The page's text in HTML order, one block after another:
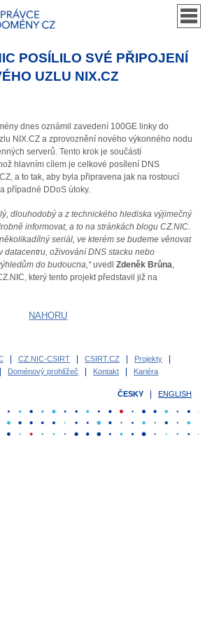
POSÍLILO SVÉ PŘIPOJENÍ
UZLU NIX.CZ
dnes oznámil zavedení 100GE linky do
NIX.CZ a zprovoznění nového výkonného nodu
serverů. Tento krok je součástí
hlavním cílem je celkové posílení DNS
a to tak, aby byla připravena jak na rostoucí
případné DDoS útoky.
dlouhodobý a z technického hlediska výjimečný
informovat, a to na stránkách blogu CZ.NIC.
seriál, ve kterém se budeme věnovat
datacentru, oživování DNS stacku nebo
do budoucna,“uvedl Zdeněk Brůna
který tento projekt představil již na
NAHORU
CZ.NIC-CSIRT CSIRT.CZ
Projekty
Doménový prohlížeč Kontakt Kariéra
ČESKY ENGLISH